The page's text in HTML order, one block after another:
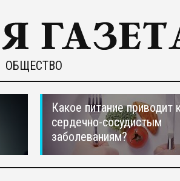
ОБЩЕСТВО
Какое питание приводит
сердечно-сосудистым
заболеваниям?